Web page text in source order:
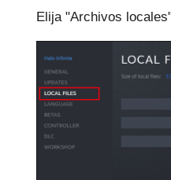
Elija "Archivos